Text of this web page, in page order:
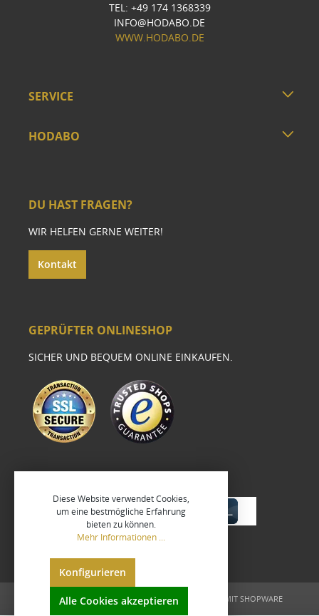
TEL: +49 174 1368339
INFO@HODABO.DE
WWW.HODABO.DE
SERVICE
HODABO
DU HAST FRAGEN?
WIR HELFEN GERNE WEITER!
Kontakt
GEPRÜFTER ONLINESHOP
SICHER UND BEQUEM ONLINE EINKAUFEN.
UMGESETZT VONXEROGRAFIX GMBH REALISIERT MIT SHOPWARE
Diese Website verwendet Cookies,
um eine bestmögliche Erfahrung
bieten zu können.
Mehr Informationen ...
Konfigurieren
Alle Cookies akzeptieren